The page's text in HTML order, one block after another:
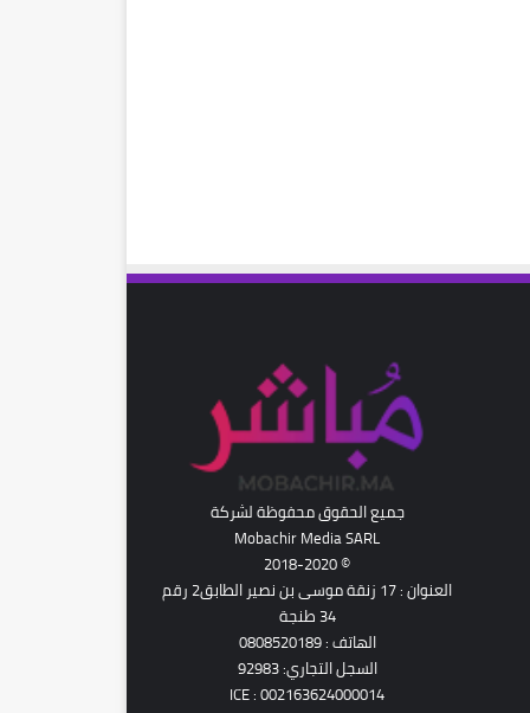
جميع الحقوق محفوظة لشركة
Mobachir Media SARL
© 2018-2020
العنوان : 17 زنقة موسى بن نصير الطابق2 رقم
34 طنجة
الهاتف : 0808520189
السجل التجاري: 92983
ICE : 002163624000014